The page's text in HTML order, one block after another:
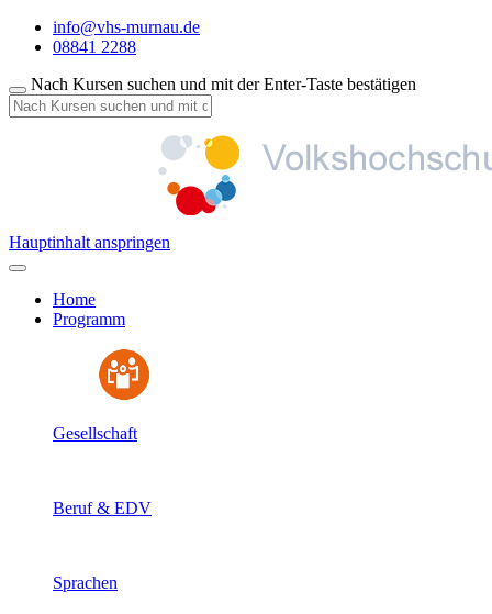
info@vhs-murnau.de
08841 2288
Nach Kursen suchen und mit der Enter-Taste bestätigen
Hauptinhalt anspringen
Home
Programm
Gesellschaft
Beruf & EDV
Sprachen